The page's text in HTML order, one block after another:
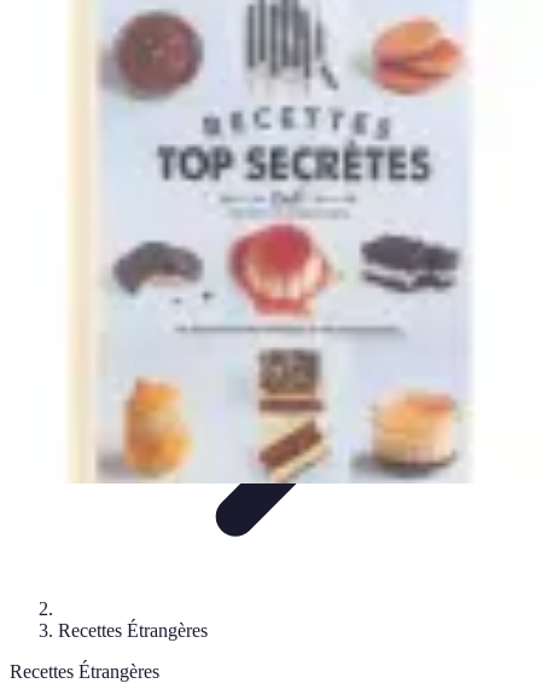
Recettes de Poissons
Recettes de Papillote
Recettes Faciles Recettes
Recettes de
Recettes de Poisson
Recettes de Poissons
Recettes Étrangères
Recettes Étrangères